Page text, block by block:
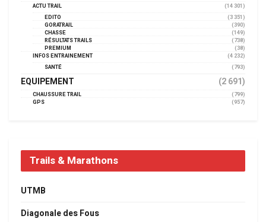
ACTU TRAIL
(14 301)
EDITO
(3 351)
GORATRAIL
(390)
CHASSE
(149)
RÉSULTATS TRAILS
(738)
PREMIUM
(38)
INFOS ENTRAINEMENT
(4 232)
SANTÉ
(793)
EQUIPEMENT (2 691)
CHAUSSURE TRAIL
(799)
GPS
(957)
Trails & Marathons
UTMB
Diagonale des Fous